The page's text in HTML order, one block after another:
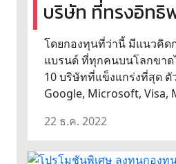
บริษัท ที่ทรงอิทธิ
โดยกองทุนที่ว่านี้ มีแนวคิด
แบรนด์ ที่ทุกคนบนโลกขาด
10 บริษัทที่แข็งแกร่งที่สุด ตั
Google, Microsoft, Visa,
22 ธ.ค. 2022